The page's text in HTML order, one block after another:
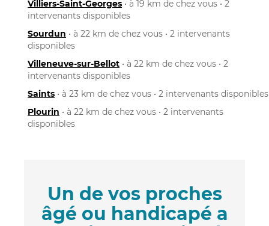
Villiers-Saint-Georges • à 19 km de chez vous • 2
intervenants disponibles
Sourdun • à 22 km de chez vous • 2 intervenants
disponibles
Villeneuve-sur-Bellot • à 22 km de chez vous • 2
intervenants disponibles
Saints • à 23 km de chez vous • 2 intervenants disponibles
Plourin • à 22 km de chez vous • 2 intervenants
disponibles
Un de vos proches
âgé ou handicapé a